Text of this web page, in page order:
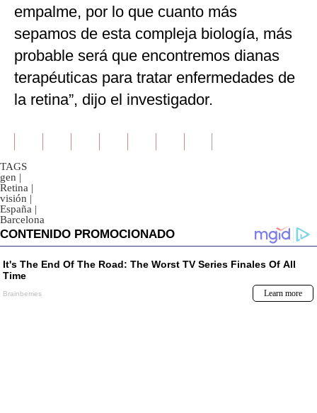
empalme, por lo que cuanto más
sepamos de esta compleja biología, más
probable será que encontremos dianas
terapéuticas para tratar enfermedades de
la retina”, dijo el investigador.
TAGS
gen |
Retina |
visión |
España |
Barcelona